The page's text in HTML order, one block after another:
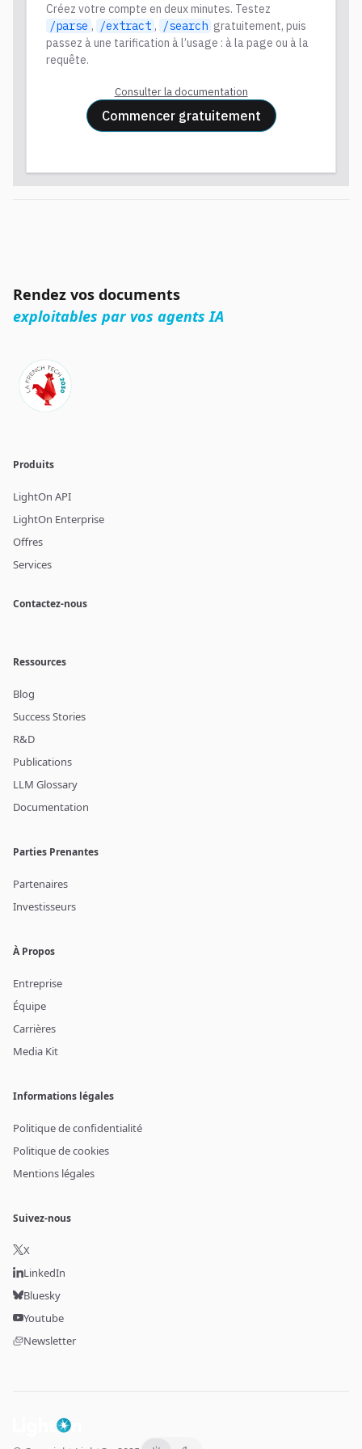
Créez votre compte en deux minutes. Testez
/parse , /extract , /search gratuitement, puis
passez à une tarification à l’usage : à la page ou à la
requête.
Commencer gratuitement
Consulter la documentation
Rendez vos documents
exploitables par vos agents IA
Produits
LightOn API
LightOn Enterprise
Offres
Services
Contactez-nous
Ressources
Blog
Success Stories
R&D
Publications
LLM Glossary
Documentation
Parties Prenantes
Partenaires
Investisseurs
À Propos
Entreprise
Équipe
Carrières
Media Kit
Informations légales
Politique de confidentialité
Politique de cookies
Mentions légales
Suivez-nous
X
LinkedIn
Bluesky
Youtube
Newsletter